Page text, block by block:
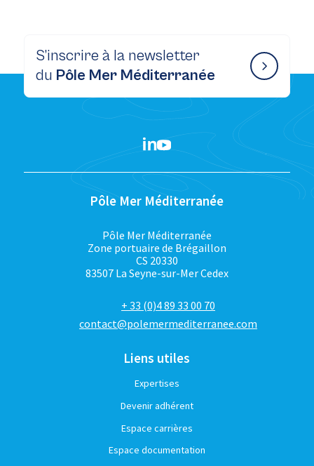
S’inscrire à la newsletter
du Pôle Mer Méditerranée
Pôle Mer Méditerranée
Pôle Mer Méditerranée
Zone portuaire de Brégaillon
CS 20330
83507 La Seyne-sur-Mer Cedex
+ 33 (0)4 89 33 00 70
contact@polemermediterranee.com
Liens utiles
Expertises
Devenir adhérent
Espace carrières
Espace documentation